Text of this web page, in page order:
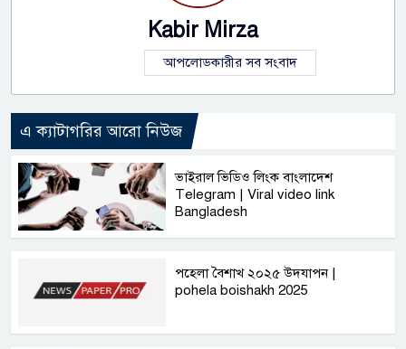
Kabir Mirza
আপলোডকারীর সব সংবাদ
এ ক্যাটাগরির আরো নিউজ
ভাইরাল ভিডিও লিংক বাংলাদেশ
Telegram | Viral video link
Bangladesh
পহেলা বৈশাখ ২০২৫ উদযাপন |
pohela boishakh 2025